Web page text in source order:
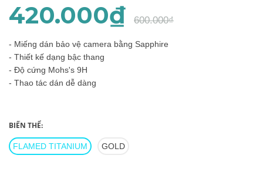
420.000₫ 600.000₫
- Miếng dán bảo vệ camera bằng Sapphire
- Thiết kế dạng bậc thang
- Độ cứng Mohs's 9H
- Thao tác dán dễ dàng
BIẾN THỂ:
FLAMED TITANIUM GOLD